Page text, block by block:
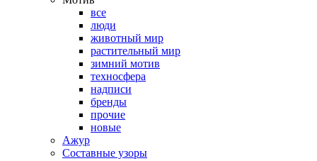
все
люди
животный мир
растительный мир
зимний мотив
техносфера
надписи
бренды
прочие
новые
Ажур
Составные узоры